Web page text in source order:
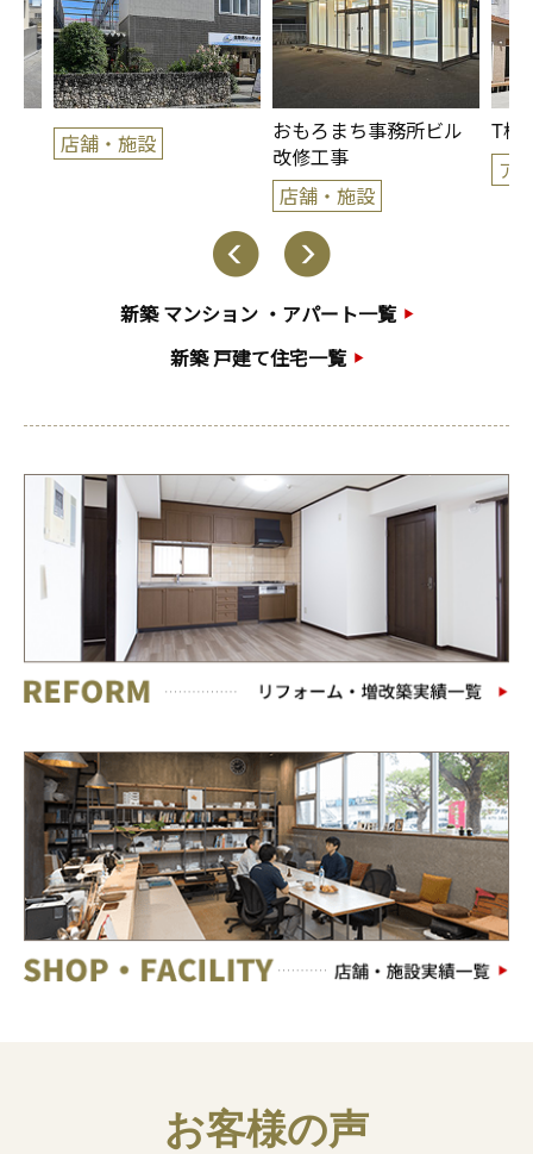
Previous
店舗・施設
おもろまち事務所ビル
改修工事
店舗・施設
T様
ア
Next
新築 マンション ・アパート一覧
新築 戸建て住宅一覧
お客様の声